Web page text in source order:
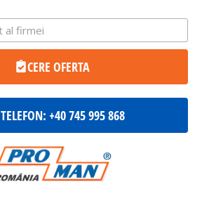
CERE OFERTA
TELEFON: +40 745 995 868